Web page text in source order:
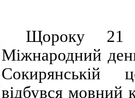
Щороку 21
Міжнародний
Сокирянській
відбувся мовний